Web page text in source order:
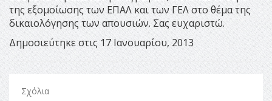
της εξομοίωσης των ΕΠΑΛ και των ΓΕΛ στο θέμα της
δικαιολόγησης των απουσιών. Σας ευχαριστώ.
Δημοσιεύτηκε στις 17 Ιανουαρίου, 2013
Σχόλια